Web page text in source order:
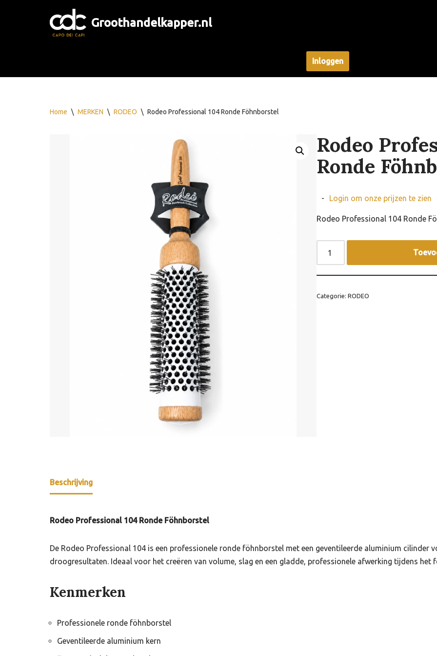
Groothandelkapper.nl
Inloggen
Home \ MERKEN \ RODEO \ Rodeo Professional 104 Ronde Föhnborstel
Rodeo
Ronde
- Login om onze prijzen te zien
Rodeo Professional 104 Ronde
Categorie:RODEO
Beschrijving
Rodeo Professional 104 Ronde Föhnborstel
De Rodeo Professional 104 is een professionele ronde föhnborstel met een geventileerde aluminium cilinder
droogresultaten. Ideaal voor het creëren van volume, slag en een gladde, professionele afwerking tijdens het
Kenmerken
Professionele ronde föhnborstel
Geventileerde aluminium kern